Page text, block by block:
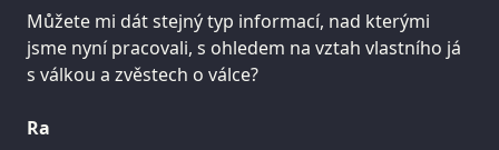
Můžete mi dát stejný typ informací, nad kterými
jsme nyní pracovali, s ohledem na vztah vlastního já
s válkou a zvěstech o válce?
Ra